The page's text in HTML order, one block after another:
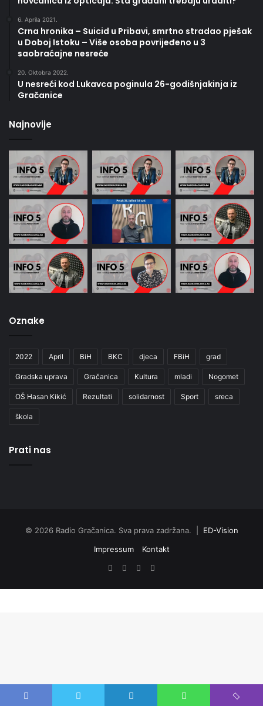
6. Aprila 2021.
Crna hronika – Suicid u Pribavi, smrtno stradao pješak
u Doboj Istoku – Više osoba povrijeđeno u 3
saobraćajne nesreće
20. Oktobra 2022.
U nesreći kod Lukavca poginula 26-godišnjakinja iz
Gračanice
Najnovije
Oznake
2022 April BiH BKC djeca FBiH grad
Gradska uprava Gračanica Kultura mladi Nogomet
OŠ Hasan Kikić Rezultati solidarnost Sport sreca
škola
Prati nas
© 2026 Radio Gračanica. Sva prava zadržana. | ED-Vision
Impressum
Kontakt